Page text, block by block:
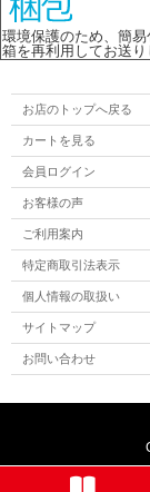
環境保護のため、簡
箱を再利用してお送り
お店のトップへ戻る
カートを見る
会員ログイン
お客様の声
ご利用案内
特定商取引法表示
個人情報の取扱い
サイトマップ
お問い合わせ